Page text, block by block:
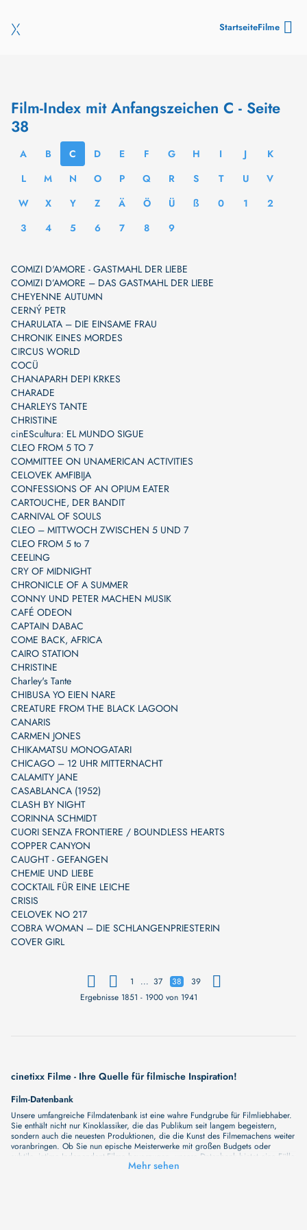
StartseiteFilme
Film-Index mit Anfangszeichen C - Seite
38
A B C D E F G H I J
K
L
M N O P Q R S T U
V
W
X Y Z Ä Ö Ü ß 0 1
2
3
4 5 6 7 8 9
COMIZI D'AMORE - GASTMAHL DER LIEBE
COMIZI D’AMORE – DAS GASTMAHL DER LIEBE
CHEYENNE AUTUMN
CERNÝ PETR
CHARULATA – DIE EINSAME FRAU
CHRONIK EINES MORDES
CIRCUS WORLD
COCÜ
CHANAPARH DEPI KRKES
CHARADE
CHARLEYS TANTE
CHRISTINE
cinEScultura: EL MUNDO SIGUE
CLEO FROM 5 TO 7
COMMITTEE ON UNAMERICAN ACTIVITIES
CELOVEK AMFIBIJA
CONFESSIONS OF AN OPIUM EATER
CARTOUCHE, DER BANDIT
CARNIVAL OF SOULS
CLEO – MITTWOCH ZWISCHEN 5 UND 7
CLEO FROM 5 to 7
CEELING
CRY OF MIDNIGHT
CHRONICLE OF A SUMMER
CONNY UND PETER MACHEN MUSIK
CAFÉ ODEON
CAPTAIN DABAC
COME BACK, AFRICA
CAIRO STATION
CHRISTINE
Charley's Tante
CHIBUSA YO EIEN NARE
CREATURE FROM THE BLACK LAGOON
CANARIS
CARMEN JONES
CHIKAMATSU MONOGATARI
CHICAGO – 12 UHR MITTERNACHT
CALAMITY JANE
CASABLANCA (1952)
CLASH BY NIGHT
CORINNA SCHMIDT
CUORI SENZA FRONTIERE / BOUNDLESS HEARTS
COPPER CANYON
CAUGHT - GEFANGEN
CHEMIE UND LIEBE
COCKTAIL FÜR EINE LEICHE
CRISIS
CELOVEK NO 217
COBRA WOMAN – DIE SCHLANGENPRIESTERIN
COVER GIRL
Ergebnisse 1851 - 1900 von 1941
1 ... 37 38 39
cinetixx Filme - Ihre Quelle für filmische Inspiration!
Film-Datenbank
Unsere umfangreiche Filmdatenbank ist eine wahre Fundgrube für Filmliebhaber.
Sie enthält nicht nur Kinoklassiker, die das Publikum seit langem begeistern,
sondern auch die neuesten Produktionen, die die Kunst des Filmemachens weiter
voranbringen. Ob Sie nun epische Meisterwerke mit großen Budgets oder
subtile, intime Independent-Filme bevorzugen, unsere Datenbank bietet eine Fülle
von Inhalten, die Ihr Herz und Ihren Geist berühren werden. Beim Durchstöbern
Mehr sehen